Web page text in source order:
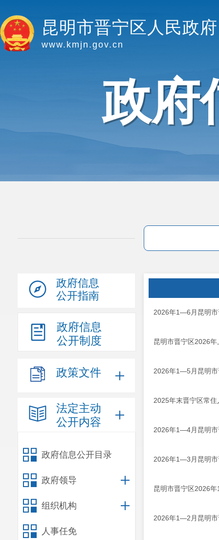
昆明市晋宁区人民政府
www.kmjn.gov.cn
政府
政府信息
公开指南
政府信息
公开制度
政策文件
法定主动
公开内容
政府信息公开目录
政府领导
组织机构
人事任免
2026年1—6月昆明市
昆明市晋宁区2026
2026年1—5月昆明市
2025年末晋宁区常
2026年1—4月昆明市
2026年1—3月昆明市
昆明市晋宁区2026
2026年1—2月昆明市